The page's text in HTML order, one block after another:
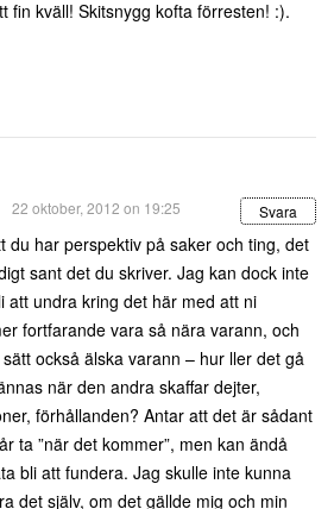
fin kväll! Skitsnygg kofta förresten! :).
22 oktober, 2012 on 19:25 Svara
du har perspektiv på saker och ting, det
sant det du skriver. Jag kan dock inte
att undra kring det här med att ni
fortfarande vara så nära varann, och
också älska varann – hur ller det gå
när den andra skaffar dejter,
förhållanden? Antar att det är sådant
ta ”när det kommer”, men kan ändå
bli att fundera. Jag skulle inte kunna
det själv, om det gällde mig och min